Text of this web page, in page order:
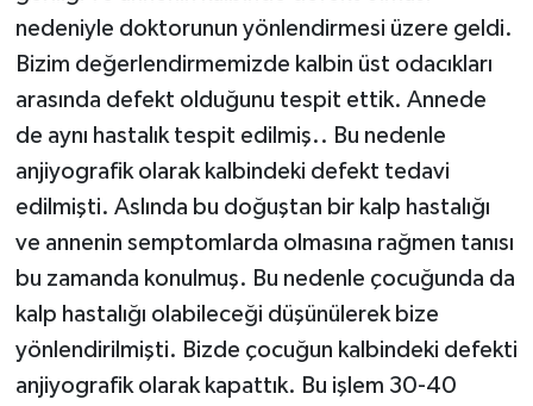
nedeniyle doktorunun yönlendirmesi üzere geldi.
Bizim değerlendirmemizde kalbin üst odacıkları
arasında defekt olduğunu tespit ettik. Annede
de aynı hastalık tespit edilmiş.. Bu nedenle
anjiyografik olarak kalbindeki defekt tedavi
edilmişti. Aslında bu doğuştan bir kalp hastalığı
ve annenin semptomlarda olmasına rağmen tanısı
bu zamanda konulmuş. Bu nedenle çocuğunda da
kalp hastalığı olabileceği düşünülerek bize
yönlendirilmişti. Bizde çocuğun kalbindeki defekti
anjiyografik olarak kapattık. Bu işlem 30-40